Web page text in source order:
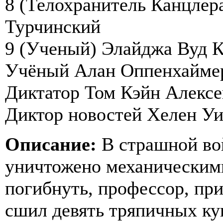
8 (Телохранитель
Турчинский
9 (Ученый) Элайджа Вуд
Учёный Алан
Диктатор Том Кэйн
Диктор новостей Хелен
Описание: В страшной
уничтожено
погибнуть, профессор,
сшил девять тряпичных